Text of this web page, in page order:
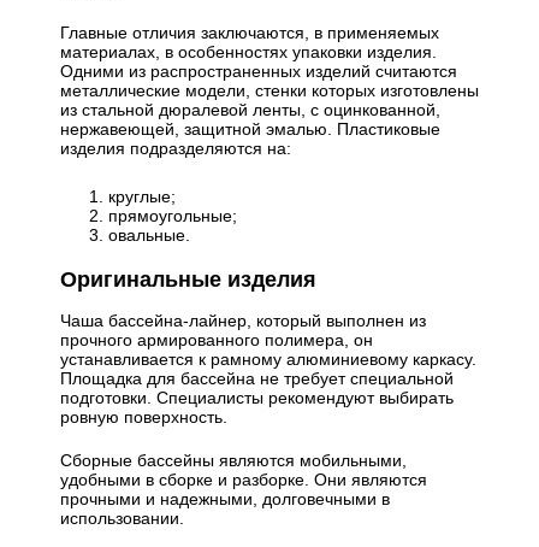
Главные отличия заключаются, в применяемых
материалах, в особенностях упаковки изделия.
Одними из распространенных изделий считаются
металлические модели, стенки которых изготовлены
из стальной дюралевой ленты, с оцинкованной,
нержавеющей, защитной эмалью. Пластиковые
изделия подразделяются на:
круглые;
прямоугольные;
овальные.
Оригинальные изделия
Чаша бассейна-лайнер, который выполнен из
прочного армированного полимера, он
устанавливается к рамному алюминиевому каркасу.
Площадка для бассейна не требует специальной
подготовки. Специалисты рекомендуют выбирать
ровную поверхность.
Сборные бассейны являются мобильными,
удобными в сборке и разборке. Они являются
прочными и надежными, долговечными в
использовании.